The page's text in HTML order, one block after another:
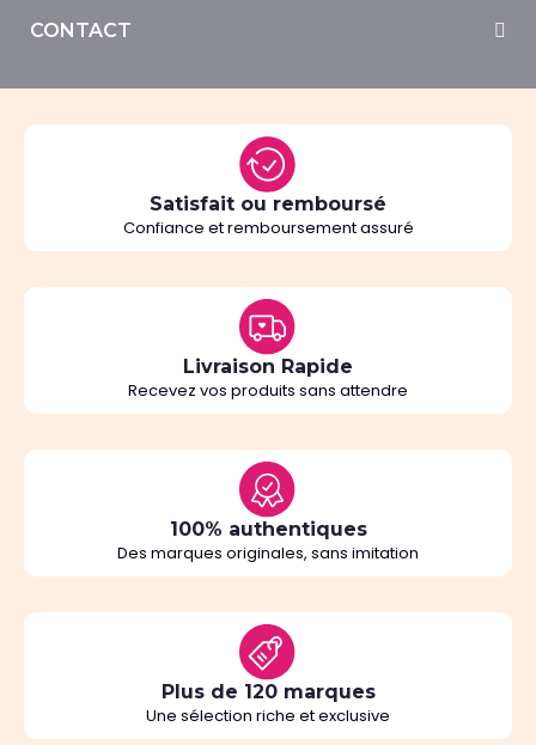
CONTACT
Satisfait ou remboursé
Confiance et remboursement assuré
Livraison Rapide
Recevez vos produits sans attendre
100% authentiques
Des marques originales, sans imitation
Plus de 120 marques
Une sélection riche et exclusive